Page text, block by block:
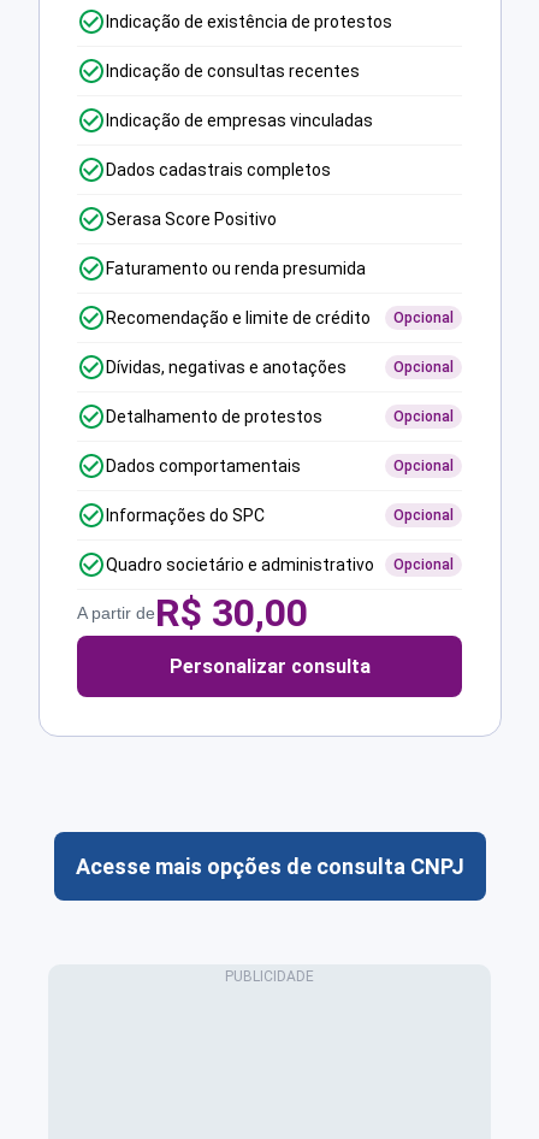
Indicação de existência de protestos
Indicação de consultas recentes
Indicação de empresas vinculadas
Dados cadastrais completos
Serasa Score Positivo
Faturamento ou renda presumida
Recomendação e limite de crédito Opcional
Dívidas, negativas e anotações Opcional
Detalhamento de protestos Opcional
Dados comportamentais Opcional
Informações do SPC Opcional
Quadro societário e administrativo Opcional
A partir deR$ 30,00
Personalizar consulta
Acesse mais opções de consulta CNPJ